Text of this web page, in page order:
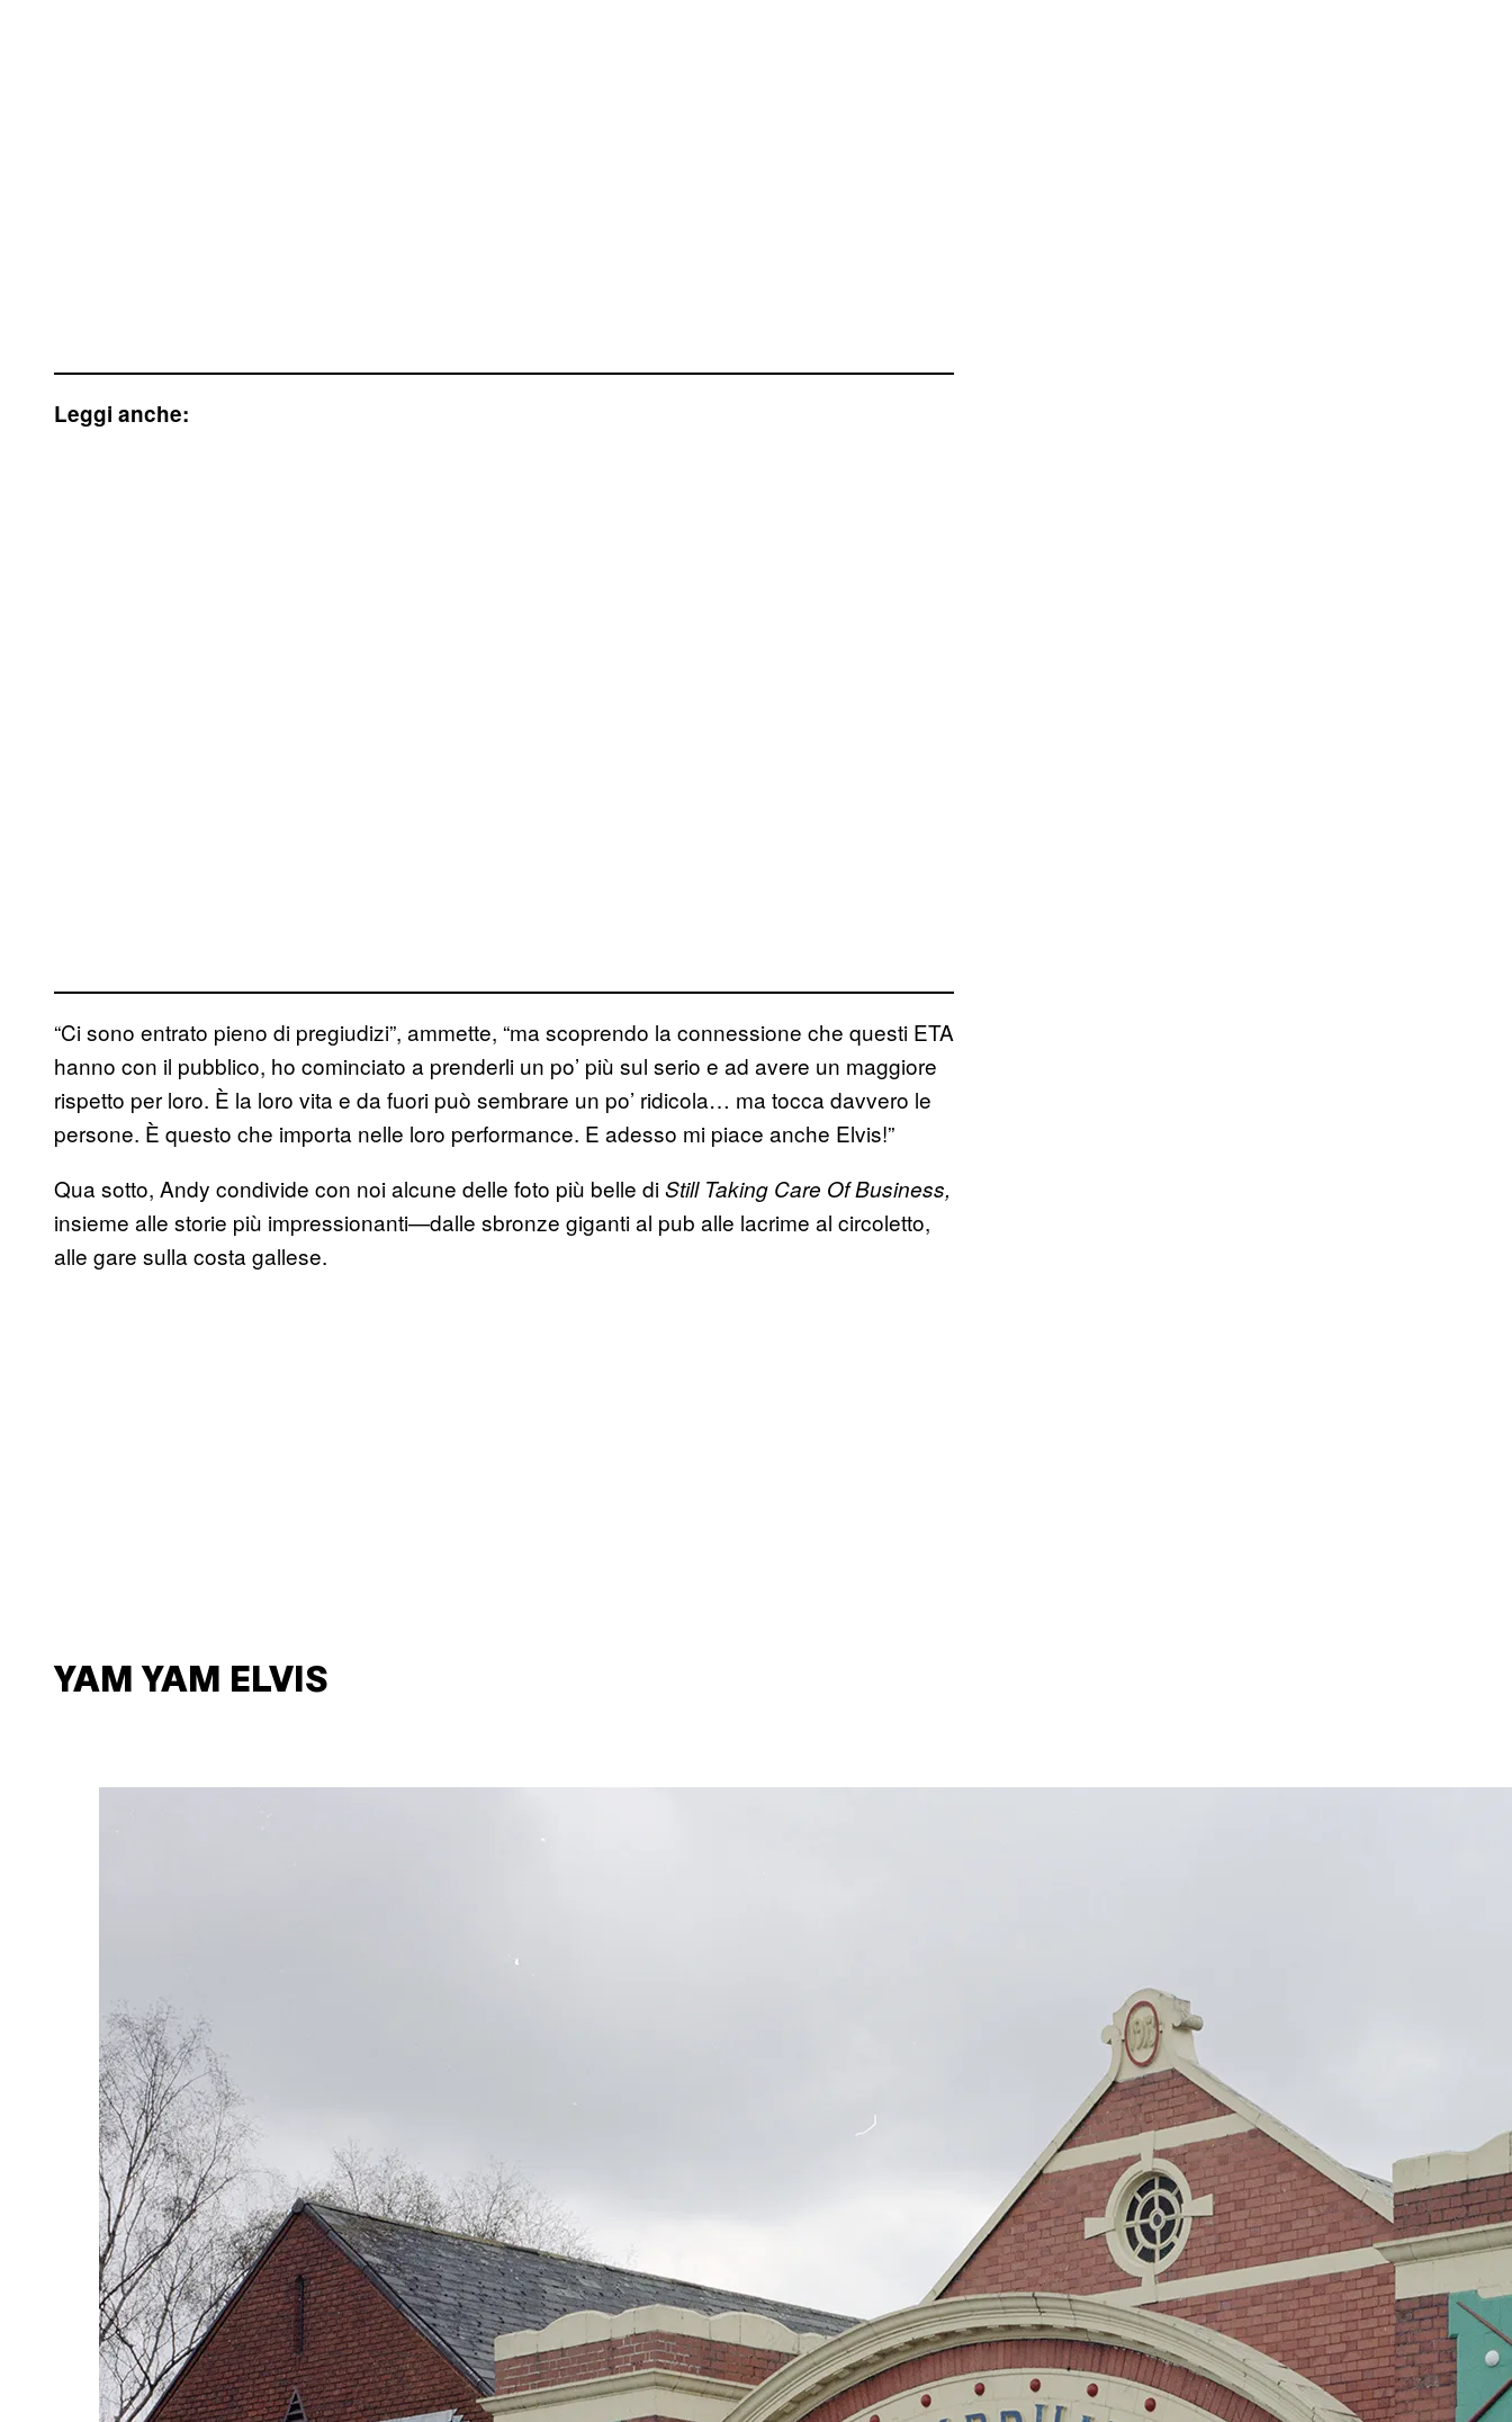
Leggi anche:
“Ci sono entrato pieno di pregiudizi”, ammette, “ma scoprendo la connessione che questi ETA
hanno con il pubblico, ho cominciato a prenderli un po’ più sul serio e ad avere un maggiore
rispetto per loro. È la loro vita e da fuori può sembrare un po’ ridicola… ma tocca davvero le
persone. È questo che importa nelle loro performance. E adesso mi piace anche Elvis!”
Qua sotto, Andy condivide con noi alcune delle foto più belle diStill Taking Care Of Business,
insieme alle storie più impressionanti—dalle sbronze giganti al pub alle lacrime al circoletto,
alle gare sulla costa gallese.
YAM YAM ELVIS